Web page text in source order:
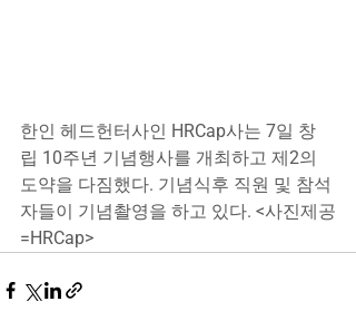
한인 헤드헌터사인 HRCap사는 7일 창
립 10주년 기념행사를 개최하고 제2의
도약을 다짐했다. 기념식후 직원 및 참석
자들이 기념촬영을 하고 있다. <사진제공
=HRCap>